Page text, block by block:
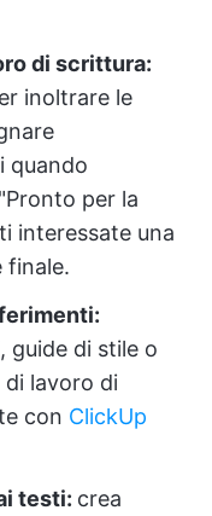
di scrittura:
inoltrare le
quando
per la
interessate una
finale.
guide di stile o
lavoro di
con ClickUp
testi: crea